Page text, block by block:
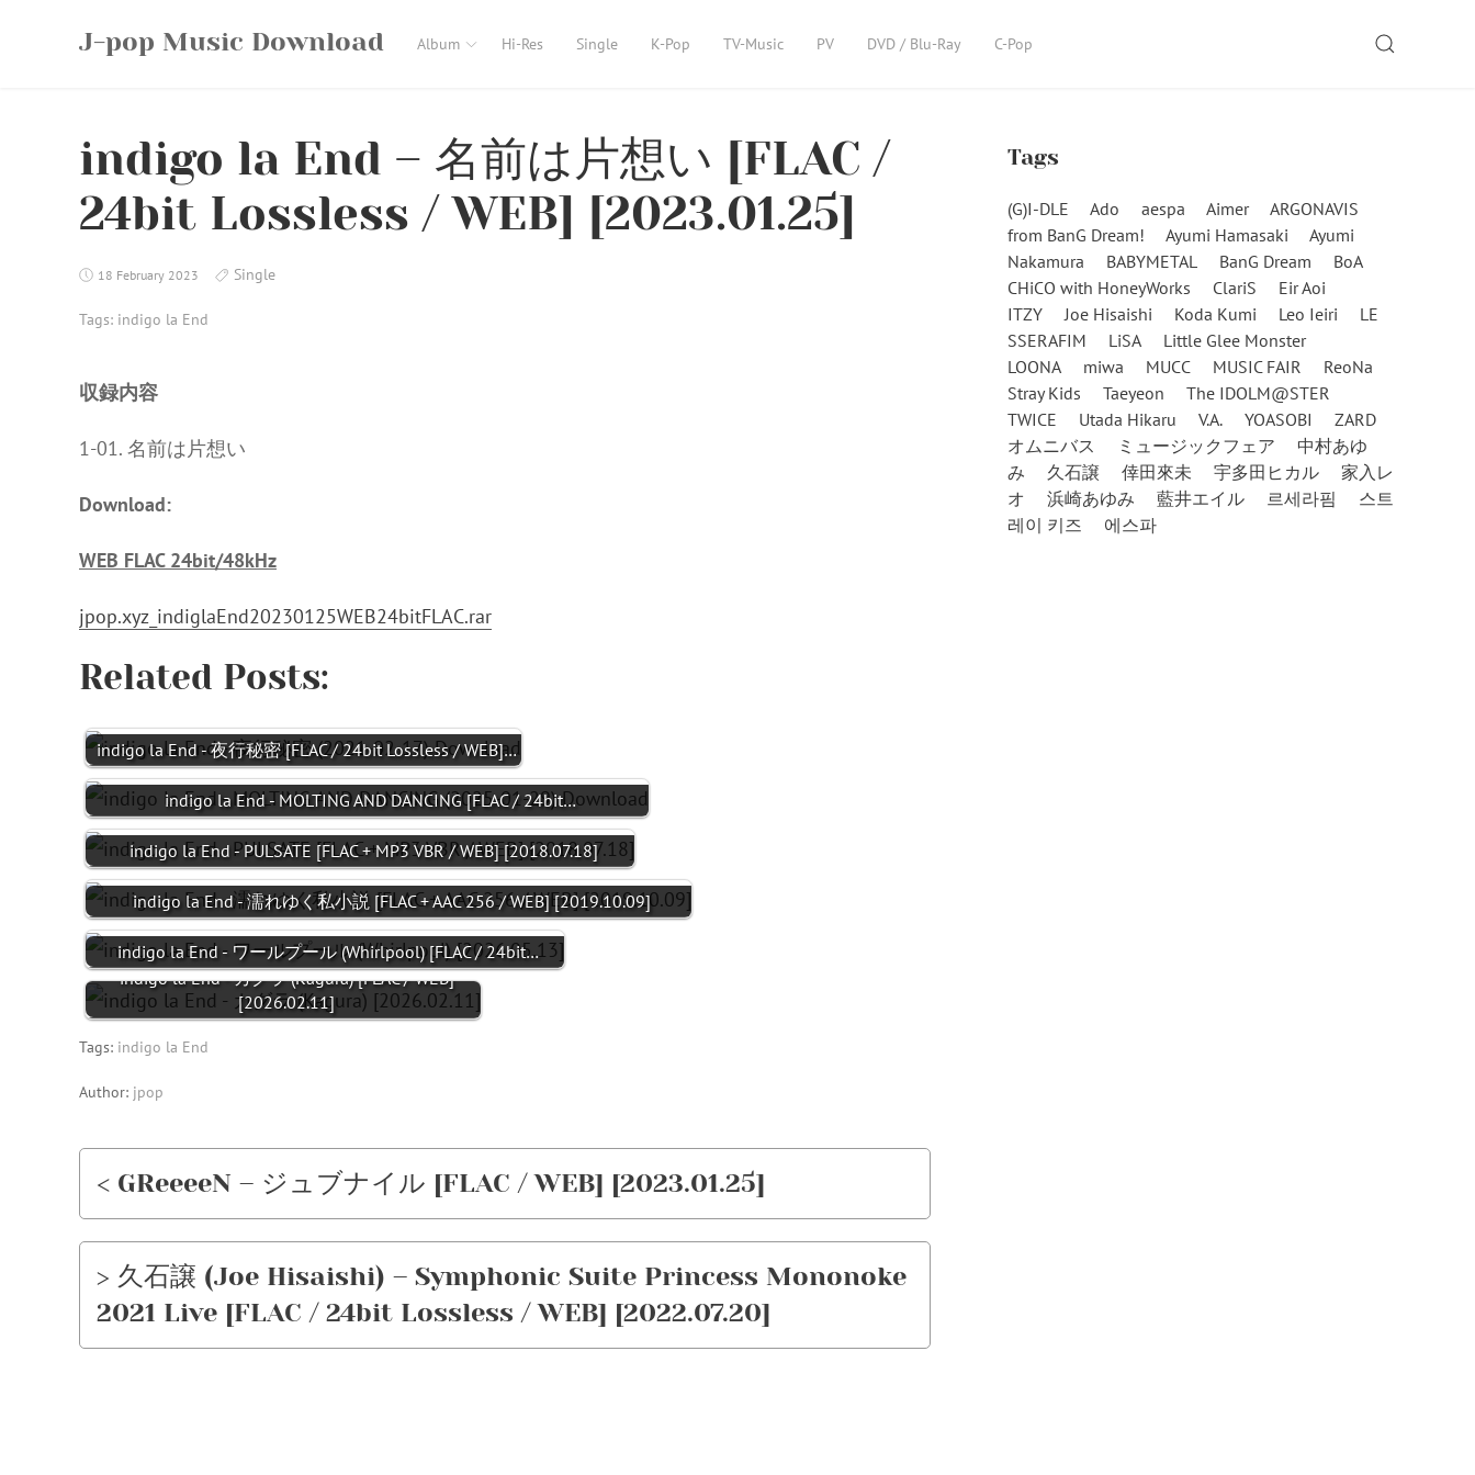
J-pop Music Download Album Hi-Res Single K-Pop TV-Music PV DVD / Blu-Ray C-Pop SEARCH
indigo la End – 名前は片想い [FLAC /
24bit Lossless / WEB] [2023.01.25]
18 February 2023 Single
Tags: indigo la End
収録内容
1-01. 名前は片想い
Download:
WEB FLAC 24bit/48kHz
jpop.xyz_indiglaEnd20230125WEB24bitFLAC.rar
Related Posts:
indigo la End - 夜行秘密 [FLAC / 24bit Lossless / WEB]…
indigo la End - MOLTING AND DANCING [FLAC / 24bit…
indigo la End - PULSATE [FLAC + MP3 VBR / WEB] [2018.07.18]
indigo la End - 濡れゆく私小説 [FLAC + AAC 256 / WEB] [2019.10.09]
indigo la End - ワールプール (Whirlpool) [FLAC / 24bit…
indigo la End - カグラ (Kagura) [FLAC / WEB]
[2026.02.11]
Tags: indigo la End
Author: jpop
< GReeeeN – ジュブナイル [FLAC / WEB] [2023.01.25]
> 久石譲 (Joe Hisaishi) – Symphonic Suite Princess Mononoke
2021 Live [FLAC / 24bit Lossless / WEB] [2022.07.20]
Tags
(G)I-DLE Ado aespa Aimer
ARGONAVIS
from BanG Dream!
Ayumi Hamasaki
Ayumi
Nakamura
BABYMETAL BanG Dream
BoA
CHiCO with HoneyWorks
ClariS
Eir Aoi
ITZY
Joe Hisaishi Koda Kumi Leo Ieiri
LE
SSERAFIM
LiSA
Little Glee Monster
LOONA
miwa MUCC MUSIC FAIR
ReoNa
Stray Kids
Taeyeon
The IDOLM@STER
TWICE
Utada Hikaru V.A. YOASOBI
ZARD
オムニバス
ミュージックフェア
中村あゆ
み
久石譲 倖田來未 宇多田ヒカル
家入レ
オ
浜崎あゆみ 藍井エイル 르세라핌
스트
레이 키즈
에스파